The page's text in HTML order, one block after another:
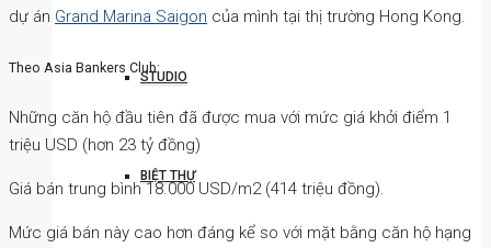
STUDIO
BIỆT THỰ
dự án Grand Marina Saigon của mình tại thị trường Hong Kong.
Theo Asia Bankers Club:
Những căn hộ đầu tiên đã được mua với mức giá khởi điểm 1
triệu USD (hơn 23 tỷ đồng)
Giá bán trung bình 18.000 USD/m2 (414 triệu đồng).
Mức giá bán này cao hơn đáng kể so với mặt bằng căn hộ hạng